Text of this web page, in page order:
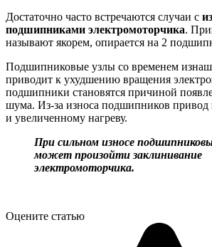
Достаточно часто встречаются случаи с
подшипниками электромоторчика.
называют якорем, опирается на 2
Подшипниковые узлы со временем
приводит к ухудшению вращения
подшипники становятся причиной
шума. Из-за износа подшипников привод
и увеличенному нагреву.
При сильном износе
может произойти заклинивание
электромоторчика.
Оцените статью